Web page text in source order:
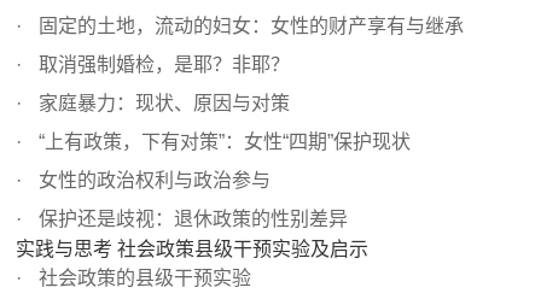
固定的土地，流动的妇女：女性的财产享有与继承
取消强制婚检，是耶？非耶？
家庭暴力：现状、原因与对策
“上有政策，下有对策”：女性“四期”保护现状
女性的政治权利与政治参与
保护还是歧视：退休政策的性别差异
实践与思考 社会政策县级干预实验及启示
社会政策的县级干预实验